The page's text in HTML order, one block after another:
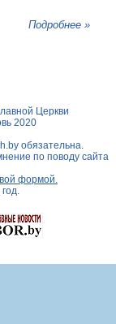
Подробнее »
Церкви
2020
обязательна.
по поводу сайта
формой.
год.